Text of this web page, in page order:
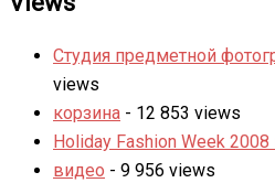
Студия предметной
views
корзина - 12 853 views
Holiday Fashion Week 2008
видео - 9 956 views